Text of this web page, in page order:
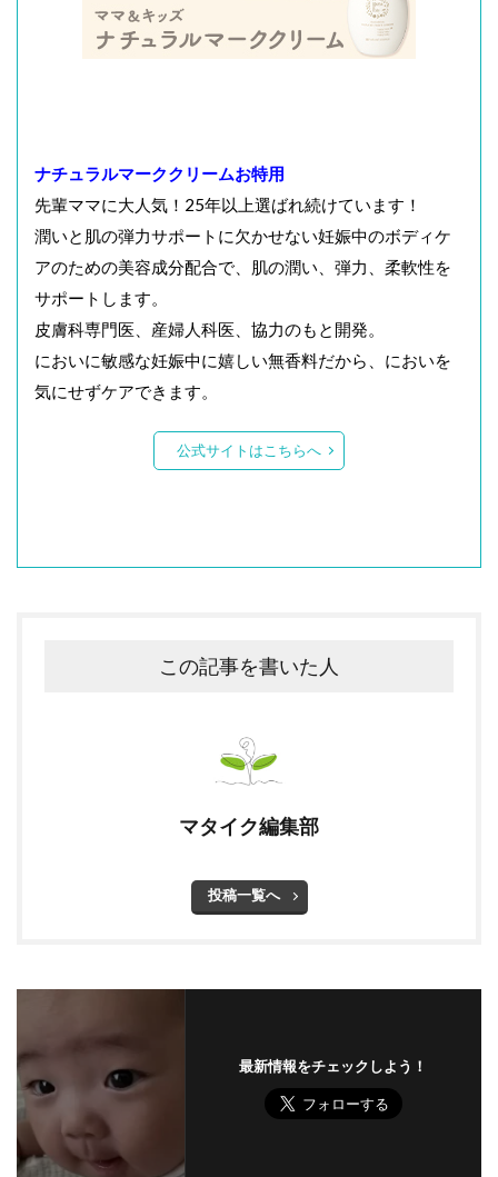
ナチュラルマーククリームお特用
先輩ママに大人気！25年以上選ばれ続けています！
潤いと肌の弾力サポートに欠かせない妊娠中のボディケ
アのための美容成分配合で、肌の潤い、弾力、柔軟性を
サポートします。
皮膚科専門医、産婦人科医、協力のもと開発。
においに敏感な妊娠中に嬉しい無香料だから、においを
気にせずケアできます。
公式サイトはこちらへ
この記事を書いた人
マタイク編集部
投稿一覧へ
最新情報をチェックしよう！